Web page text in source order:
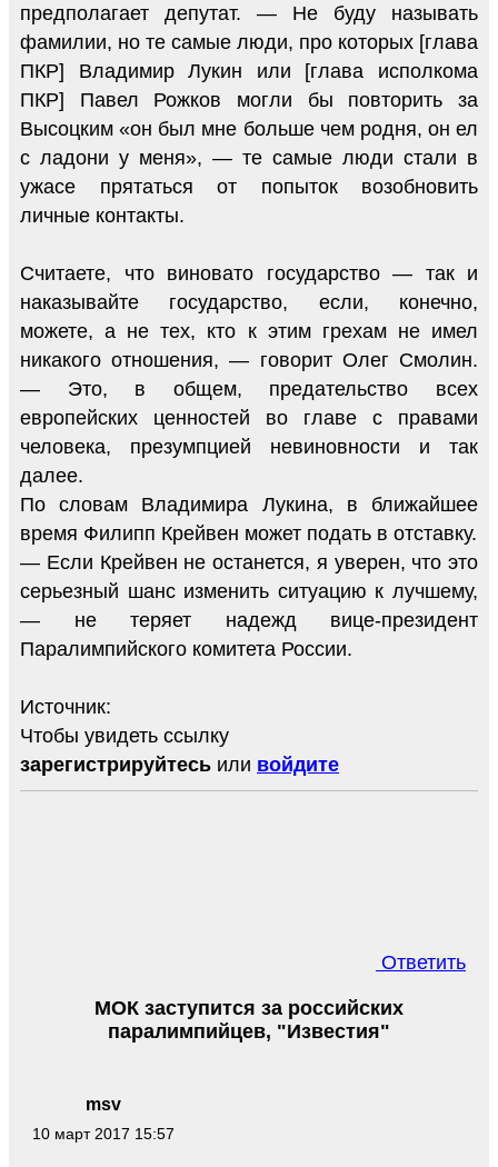
предполагает депутат. — Не буду называть
фамилии, но те самые люди, про которых [глава
ПКР] Владимир Лукин или [глава исполкома
ПКР] Павел Рожков могли бы повторить за
Высоцким «он был мне больше чем родня, он ел
с ладони у меня», — те самые люди стали в
ужасе прятаться от попыток возобновить
личные контакты.
Считаете, что виновато государство — так и
наказывайте государство, если, конечно,
можете, а не тех, кто к этим грехам не имел
никакого отношения, — говорит Олег Смолин.
— Это, в общем, предательство всех
европейских ценностей во главе с правами
человека, презумпцией невиновности и так
далее.
По словам Владимира Лукина, в ближайшее
время Филипп Крейвен может подать в отставку.
— Если Крейвен не останется, я уверен, что это
серьезный шанс изменить ситуацию к лучшему,
— не теряет надежд вице-президент
Паралимпийского комитета России.
Источник:
Чтобы увидеть ссылку
зарегистрируйтесь или войдите
Ответить
msv
10 март 2017 15:57
МОК заступится за российских
паралимпийцев, "Известия"